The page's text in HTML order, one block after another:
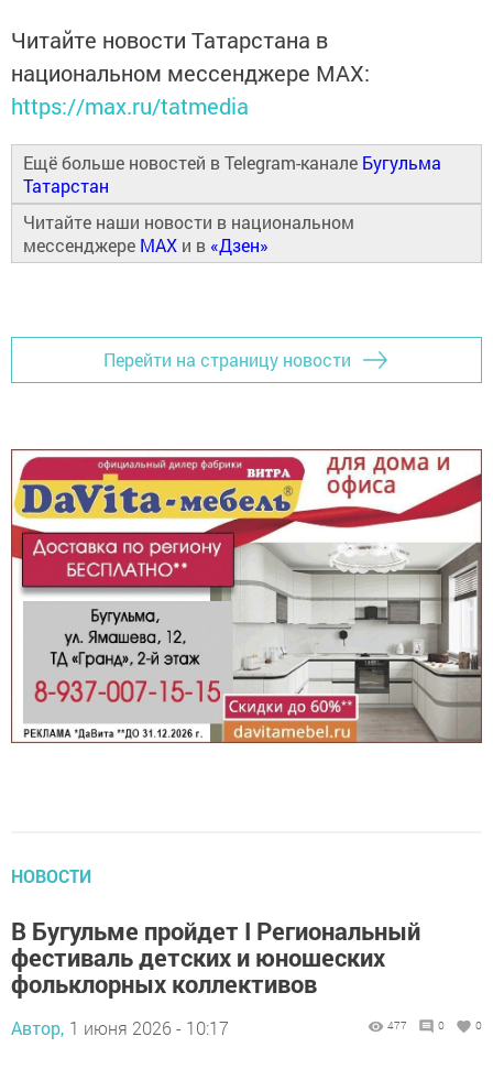
Читайте новости Татарстана в
национальном мессенджере MАХ:
https://max.ru/tatmedia
Ещё больше новостей в Telegram-канале Бугульма
Татарстан
Читайте наши новости в национальном
мессенджере MAX и в «Дзен»
Перейти на страницу новости
НОВОСТИ
В Бугульме пройдет I Региональный
фестиваль детских и юношеских
фольклорных коллективов
Автор, 1 июня 2026 - 10:17 477 0 0